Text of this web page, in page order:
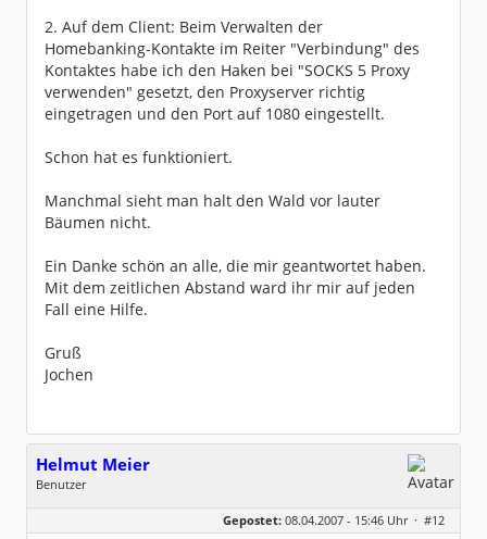
2. Auf dem Client: Beim Verwalten der
Homebanking-Kontakte im Reiter "Verbindung" des
Kontaktes habe ich den Haken bei "SOCKS 5 Proxy
verwenden" gesetzt, den Proxyserver richtig
eingetragen und den Port auf 1080 eingestellt.
Schon hat es funktioniert.
Manchmal sieht man halt den Wald vor lauter
Bäumen nicht.
Ein Danke schön an alle, die mir geantwortet haben.
Mit dem zeitlichen Abstand ward ihr mir auf jeden
Fall eine Hilfe.
Gruß
Jochen
Helmut Meier
Benutzer
Gepostet: 08.04.2007 - 15:46 Uhr · #12